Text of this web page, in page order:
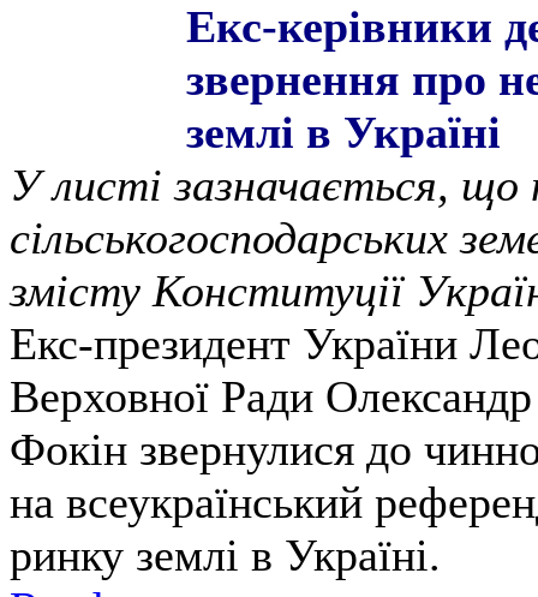
Екс-керівники
звернення про
землі в Україні
У листі зазначається, що
сільськогосподарських
змісту Конституції
Екс-президент України
Верховної Ради
Фокін звернулися до
на всеукраїнський
ринку землі в Україні.